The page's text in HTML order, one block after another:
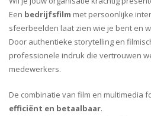
Een bedrijfsfilm met persoonlijke
sfeerbeelden laat zien wie je bent en
Door authentieke storytelling en
professionele indruk die vertrouwen
medewerkers.
De combinatie van film en multimedia
efficiënt en betaalbaar.